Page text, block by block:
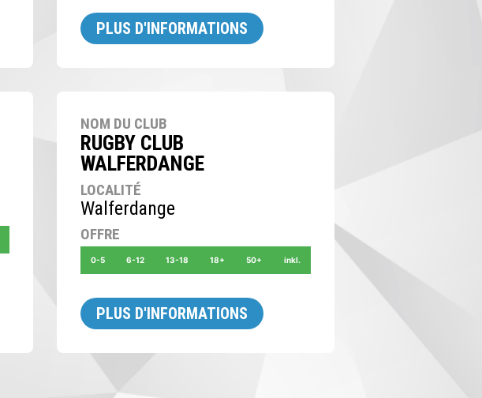
PLUS D'INFORMATIONS
NOM DU CLUB
RUGBY CLUB
WALFERDANGE
LOCALITÉ
Walferdange
OFFRE
0-5 6-12 13-18 18+ 50+ inkl.
PLUS D'INFORMATIONS